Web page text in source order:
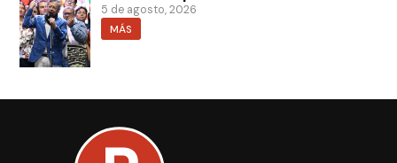
5 de agosto, 2026
MÁS